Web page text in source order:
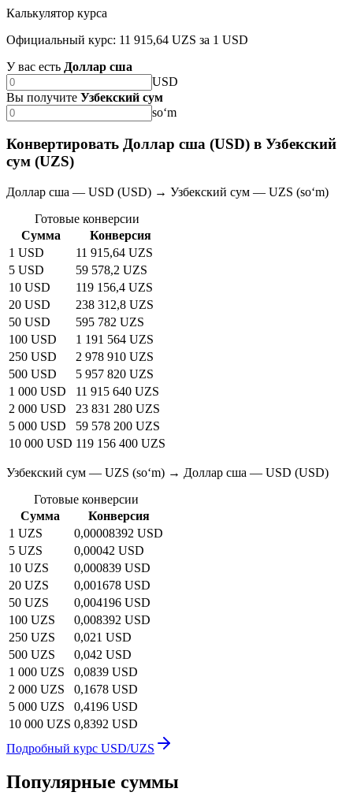
Калькулятор курса
Официальный курс: 11 915,64 UZS за 1 USD
У вас есть Доллар сша
USD
Вы получите Узбекский сум
soʻm
Конвертировать Доллар сша (USD) в Узбекский
сум (UZS)
Доллар сша — USD (USD) → Узбекский сум — UZS (soʻm)
Готовые конверсии
Сумма
Конверсия
1 USD
11 915,64 UZS
5 USD
59 578,2 UZS
10 USD
119 156,4 UZS
20 USD
238 312,8 UZS
50 USD
595 782 UZS
100 USD
1 191 564 UZS
250 USD
2 978 910 UZS
500 USD
5 957 820 UZS
1 000 USD
11 915 640 UZS
2 000 USD
23 831 280 UZS
5 000 USD
59 578 200 UZS
10 000 USD 119 156 400 UZS
Узбекский сум — UZS (soʻm) → Доллар сша — USD (USD)
Готовые конверсии
Сумма
Конверсия
1 UZS
0,00008392 USD
5 UZS
0,00042 USD
10 UZS
0,000839 USD
20 UZS
0,001678 USD
50 UZS
0,004196 USD
100 UZS
0,008392 USD
250 UZS
0,021 USD
500 UZS
0,042 USD
1 000 UZS
0,0839 USD
2 000 UZS
0,1678 USD
5 000 UZS
0,4196 USD
10 000 UZS 0,8392 USD
Подробный курс USD/UZS
Популярные суммы